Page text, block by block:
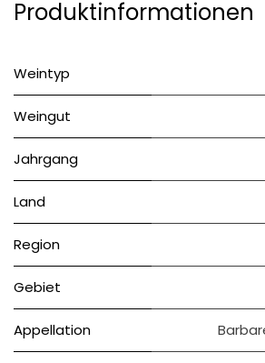
Produktinformationen
Weintyp
Weingut
Jahrgang
Land
Region
Gebiet
Appellation